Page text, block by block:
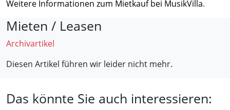
Weitere Informationen zum Mietkauf bei MusikVilla.
Mieten / Leasen
Archivartikel
Diesen Artikel führen wir leider nicht mehr.
Das könnte Sie auch interessieren: